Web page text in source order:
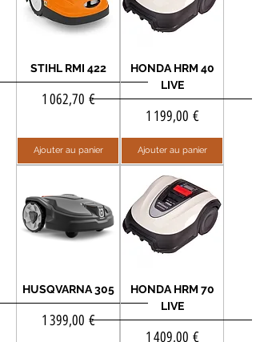
STIHL RMI 422
Prix
1 062,70 €
Ajouter au panier
HONDA HRM 40
LIVE
Prix
1 199,00 €
Ajouter au panier
HUSQVARNA 305
Prix
1 399,00 €
HONDA HRM 70
LIVE
Prix
1 409,00 €